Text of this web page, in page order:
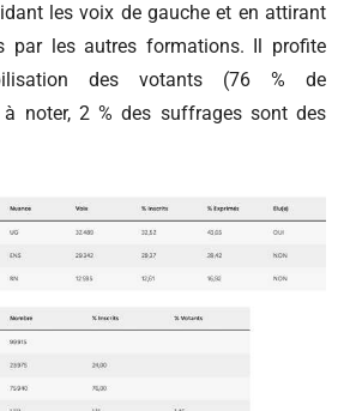
les voix de gauche et en attirant
par les autres formations. Il profite
des votants (76 % de
noter, 2 % des suffrages sont des